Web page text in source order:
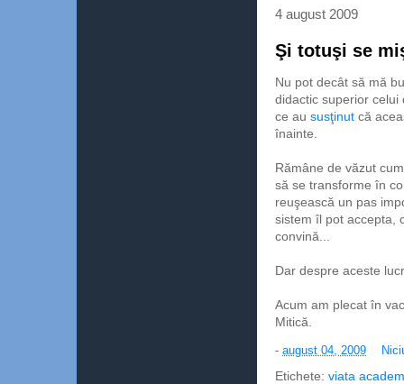
4 august 2009
Şi totuşi se
Nu pot decât să mă
didactic superior
ce au susţinut că
înainte.
Rămâne de văzut
să se transforme în
reuşească un pas
sistem îl pot accepta,
convină...
Dar despre aceste
Acum am plecat în
Mitică.
- august 04, 2009
Etichete: viata